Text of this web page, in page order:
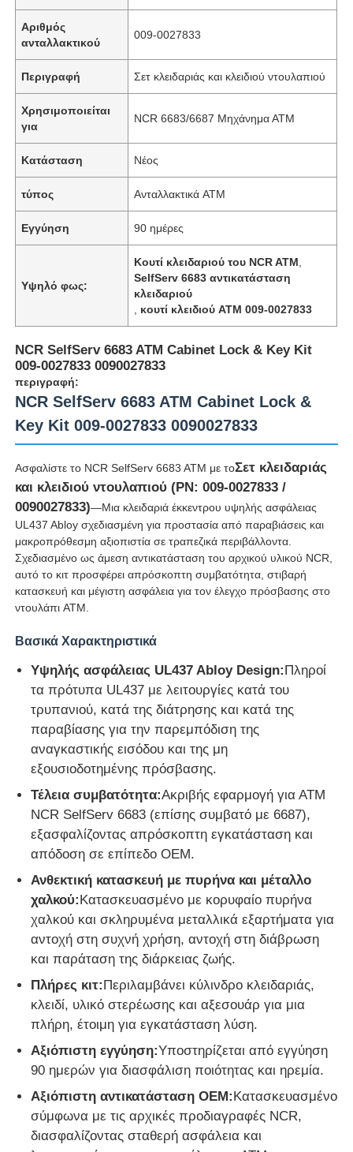
Αρχική Σελίδα
Προϊόντα
Βίντεο
Σχετικά με εμάς
Γύρος εργοστασίων
Ποιοτικός έλεγχος
επαφή
Νέα
Όλες οι περιπτώσεις
Ζητήστε ένα απόσπασμα
Αριθμός
ανταλλακτικού
009-0027833
Περιγραφή Σετ κλειδαριάς και κλειδιού ντουλαπιού
Χρησιμοποιείται
για
NCR 6683/6687 Μηχάνημα ΑΤΜ
Κατάσταση Νέος
τύπος Ανταλλακτικά ATM
Εγγύηση 90 ημέρες
Υψηλό φως:
Κουτί κλειδαριού του NCR ATM
SelfServ 6683 αντικατάσταση
κλειδαριού
κουτί κλειδιού ATM 009-0027833
NCR SelfServ 6683 ATM Cabinet Lock & Key Kit
009-0027833 0090027833
περιγραφή:
NCR SelfServ 6683 ATM Cabinet Lock &
Key Kit 009-0027833 0090027833
Ασφαλίστε το NCR SelfServ 6683 ATM με τοΣετ κλειδαριάς
και κλειδιού ντουλαπιού (PN: 009-0027833 /
0090027833)—Μια κλειδαριά έκκεντρου υψηλής ασφάλειας
UL437 Abloy σχεδιασμένη για προστασία από παραβιάσεις και
μακροπρόθεσμη αξιοπιστία σε τραπεζικά περιβάλλοντα.
Σχεδιασμένο ως άμεση αντικατάσταση του αρχικού υλικού NCR,
αυτό το κιτ προσφέρει απρόσκοπτη συμβατότητα, στιβαρή
κατασκευή και μέγιστη ασφάλεια για τον έλεγχο πρόσβασης στο
ντουλάπι ATM.
Βασικά Χαρακτηριστικά
Υψηλής ασφάλειας UL437 Abloy Design:Πληροί
τα πρότυπα UL437 με λειτουργίες κατά του
τρυπανιού, κατά της διάτρησης και κατά της
παραβίασης για την παρεμπόδιση της
αναγκαστικής εισόδου και της μη
εξουσιοδοτημένης πρόσβασης.
Τέλεια συμβατότητα:Ακριβής εφαρμογή για ΑΤΜ
NCR SelfServ 6683 (επίσης συμβατό με 6687),
εξασφαλίζοντας απρόσκοπτη εγκατάσταση και
απόδοση σε επίπεδο OEM.
Ανθεκτική κατασκευή με πυρήνα και μέταλλο
χαλκού:Κατασκευασμένο με κορυφαίο πυρήνα
χαλκού και σκληρυμένα μεταλλικά εξαρτήματα για
αντοχή στη συχνή χρήση, αντοχή στη διάβρωση
και παράταση της διάρκειας ζωής.
Πλήρες κιτ:Περιλαμβάνει κύλινδρο κλειδαριάς,
κλειδί, υλικό στερέωσης και αξεσουάρ για μια
πλήρη, έτοιμη για εγκατάσταση λύση.
Αξιόπιστη εγγύηση:Υποστηρίζεται από εγγύηση
90 ημερών για διασφάλιση ποιότητας και ηρεμία.
Αξιόπιστη αντικατάσταση OEM:Κατασκευασμένο
σύμφωνα με τις αρχικές προδιαγραφές NCR,
διασφαλίζοντας σταθερή ασφάλεια και